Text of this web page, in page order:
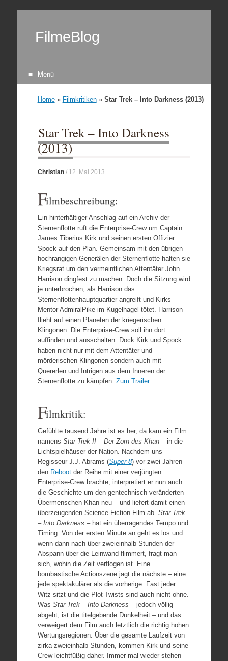
FilmeBlog
Menü
Home» Filmkritiken» Star Trek – Into Darkness (2013)
Star Trek – Into Darkness
(2013)
Christian/ 12. Mai 2013
Filmbeschreibung:
Ein hinterhältiger Anschlag auf ein Archiv der
Sternenflotte ruft die Enterprise-Crew um Captain
James Tiberius Kirk und seinen ersten Offizier
Spock auf den Plan. Gemeinsam mit den übrigen
hochrangigen Generälen der Sternenflotte halten sie
Kriegsrat um den vermeintlichen Attentäter John
Harrison dingfest zu machen. Doch die Sitzung wird
je unterbrochen, als Harrison das
Sternenflottenhauptquartier angreift und Kirks
Mentor AdmiralPike im Kugelhagel tötet. Harrison
flieht auf einen Planeten der kriegerischen
Klingonen. Die Enterprise-Crew soll ihn dort
auffinden und ausschalten. Dock Kirk und Spock
haben nicht nur mit dem Attentäter und
mörderischen Klingonen sondern auch mit
Quererlen und Intrigen aus dem Inneren der
Sternenflotte zu kämpfen. Zum Trailer
Filmkritik:
Gefühlte tausend Jahre ist es her, da kam ein Film
namens Star Trek II – Der Zorn des Khan– in die
Lichtspielhäuser der Nation. Nachdem uns
Regisseur J.J. Abrams (Super 8) vor zwei Jahren
den Reboot der Reihe mit einer verjüngten
Enterprise-Crew brachte, interpretiert er nun auch
die Geschichte um den gentechnisch veränderten
Übermenschen Khan neu – und liefert damit einen
überzeugenden Science-Fiction-Film ab. Star Trek
– Into Darkness – hat ein überragendes Tempo und
Timing. Von der ersten Minute an geht es los und
wenn dann nach über zweieinhalb Stunden der
Abspann über die Leinwand flimmert, fragt man
sich, wohin die Zeit verflogen ist. Eine
bombastische Actionszene jagt die nächste – eine
jede spektakulärer als die vorherige. Fast jeder
Witz sitzt und die Plot-Twists sind auch nicht ohne.
Was Star Trek – Into Darkness – jedoch völlig
abgeht, ist die titelgebende Dunkelheit – und das
verweigert dem Film auch letztlich die richtig hohen
Wertungsregionen. Über die gesamte Laufzeit von
zirka zweieinhalb Stunden, kommen Kirk und seine
Crew leichtfüßig daher. Immer mal wieder stehen